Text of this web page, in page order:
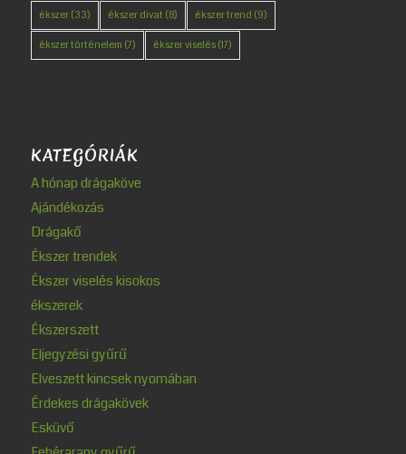
ékszer(33) ékszer divat (8) ékszer trend (9)
ékszer történelem (7) ékszer viselés(17)
KATEGÓRIÁK
A hónap drágaköve
Ajándékozás
Drágakő
Ékszer trendek
Ékszer viselés kisokos
ékszerek
Ékszerszett
Eljegyzési gyűrű
Elveszett kincsek nyomában
Érdekes drágakövek
Esküvő